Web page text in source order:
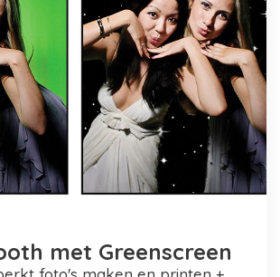
met Greenscreen